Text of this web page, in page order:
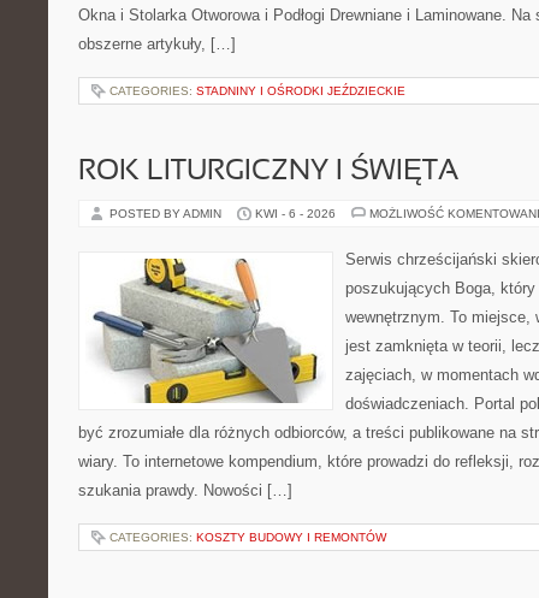
Okna i Stolarka Otworowa i Podłogi Drewniane i Laminowane.
obszerne artykuły, […]
CATEGORIES: STADNINY I OŚRODKI JEŹDZIECKIE
ROK LITURGICZNY I ŚWIĘTA
POSTED BY ADMIN KWI - 6 - 2026 MOŻLIWOŚĆ
Serwis chrześcijański
poszukujących Boga,
wewnętrznym. To miejsce,
jest zamknięta w teorii,
zajęciach, w momentach
doświadczeniach. Portal
być zrozumiałe dla różnych odbiorców, a treści publikowane na
wiary. To internetowe kompendium, które prowadzi do refleksji,
szukania prawdy. Nowości […]
CATEGORIES: KOSZTY BUDOWY I REMONTÓW